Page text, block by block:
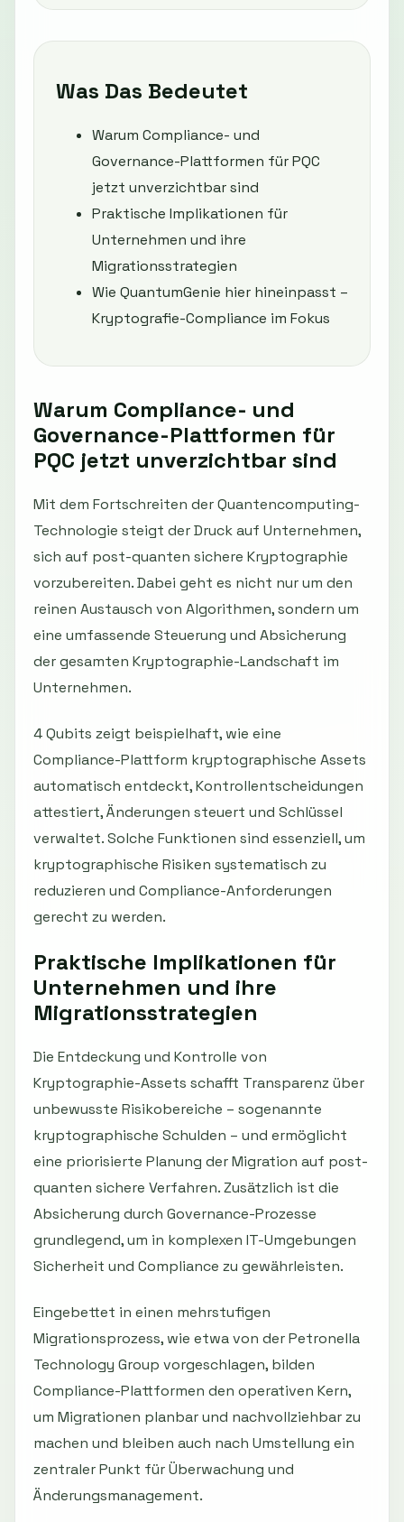
Was Das Bedeutet
Warum Compliance- und
Governance-Plattformen für PQC
jetzt unverzichtbar sind
Praktische Implikationen für
Unternehmen und ihre
Migrationsstrategien
Wie QuantumGenie hier hineinpasst –
Kryptografie-Compliance im Fokus
Warum Compliance- und
Governance-Plattformen für
PQC jetzt unverzichtbar sind
Mit dem Fortschreiten der Quantencomputing-
Technologie steigt der Druck auf Unternehmen,
sich auf post-quanten sichere Kryptographie
vorzubereiten. Dabei geht es nicht nur um den
reinen Austausch von Algorithmen, sondern um
eine umfassende Steuerung und Absicherung
der gesamten Kryptographie-Landschaft im
Unternehmen.
4 Qubits zeigt beispielhaft, wie eine
Compliance-Plattform kryptographische Assets
automatisch entdeckt, Kontrollentscheidungen
attestiert, Änderungen steuert und Schlüssel
verwaltet. Solche Funktionen sind essenziell, um
kryptographische Risiken systematisch zu
reduzieren und Compliance-Anforderungen
gerecht zu werden.
Praktische Implikationen für
Unternehmen und ihre
Migrationsstrategien
Die Entdeckung und Kontrolle von
Kryptographie-Assets schafft Transparenz über
unbewusste Risikobereiche – sogenannte
kryptographische Schulden – und ermöglicht
eine priorisierte Planung der Migration auf post-
quanten sichere Verfahren. Zusätzlich ist die
Absicherung durch Governance-Prozesse
grundlegend, um in komplexen IT-Umgebungen
Sicherheit und Compliance zu gewährleisten.
Eingebettet in einen mehrstufigen
Migrationsprozess, wie etwa von der Petronella
Technology Group vorgeschlagen, bilden
Compliance-Plattformen den operativen Kern,
um Migrationen planbar und nachvollziehbar zu
machen und bleiben auch nach Umstellung ein
zentraler Punkt für Überwachung und
Änderungsmanagement.